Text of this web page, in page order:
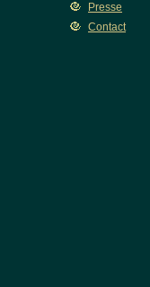
Presse
Contact